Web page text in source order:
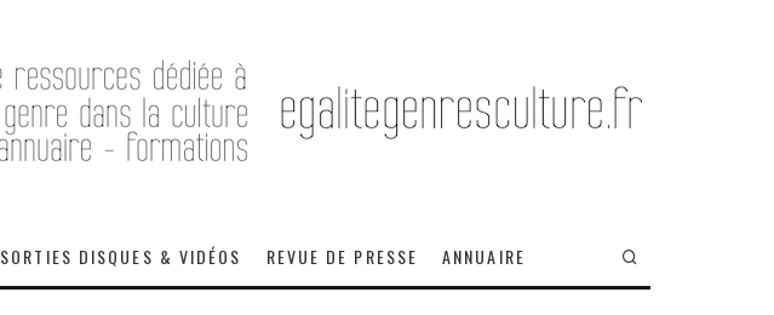
SORTIES DISQUES & VIDÉOS REVUE DE PRESSE ANNUAIRE